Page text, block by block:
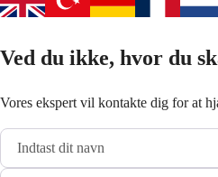
Ved du ikke, hvor du
Vores ekspert vil kontakte dig for at